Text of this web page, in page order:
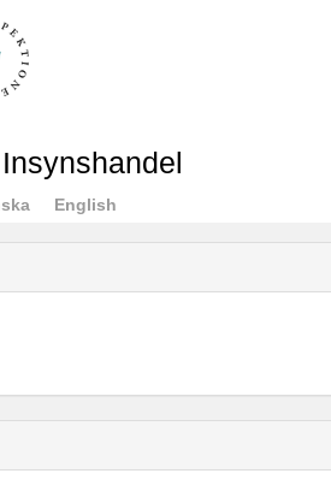
English